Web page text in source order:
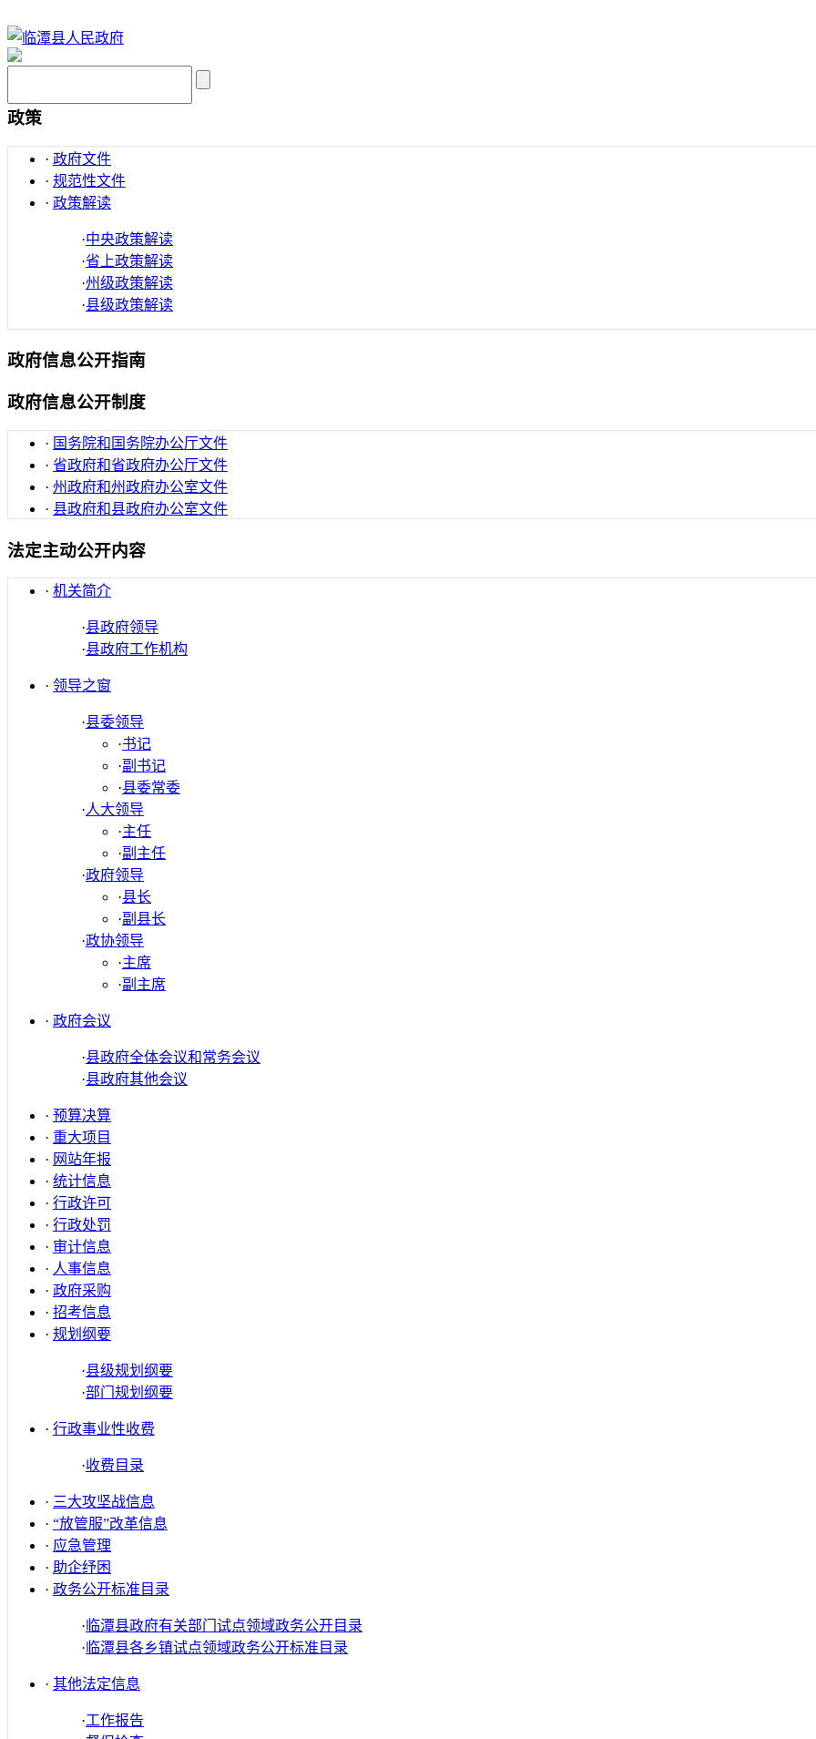
政策
· 政府文件
· 规范性文件
· 政策解读
·中央政策解读
·省上政策解读
·州级政策解读
·县级政策解读
政府信息公开指南
政府信息公开制度
· 国务院和国务院办公厅文件
· 省政府和省政府办公厅文件
· 州政府和州政府办公室文件
· 县政府和县政府办公室文件
法定主动公开内容
· 机关简介
·县政府领导
·县政府工作机构
· 领导之窗
·县委领导
·书记
·副书记
·县委常委
·人大领导
·主任
·副主任
·政府领导
·县长
·副县长
·政协领导
·主席
·副主席
· 政府会议
·县政府全体会议和常务会议
·县政府其他会议
· 预算决算
· 重大项目
· 网站年报
· 统计信息
· 行政许可
· 行政处罚
· 审计信息
· 人事信息
· 政府采购
· 招考信息
· 规划纲要
·县级规划纲要
·部门规划纲要
· 行政事业性收费
·收费目录
· 三大攻坚战信息
· “放管服”改革信息
· 应急管理
· 助企纾困
· 政务公开标准目录
· 临潭县政府有关部门试点领域政务公开目录
· 临潭县各乡镇试点领域政务公开标准目录
· 其他法定信息
·工作报告